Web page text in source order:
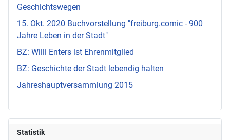
Geschichtswegen
15. Okt. 2020 Buchvorstellung "freiburg.comic - 900
Jahre Leben in der Stadt"
BZ: Willi Enters ist Ehrenmitglied
BZ: Geschichte der Stadt lebendig halten
Jahreshauptversammlung 2015
Statistik